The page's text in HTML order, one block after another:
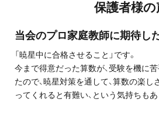
0120-
お問い合わせ・資
保護者様の
当会のプロ家庭教師に期待し
「暁星中に合格させること」です。
今まで得意だった算数が、受験を機に
たので、暁星対策を通して、算数の楽
ってくれると有難い、という気持ちもあ